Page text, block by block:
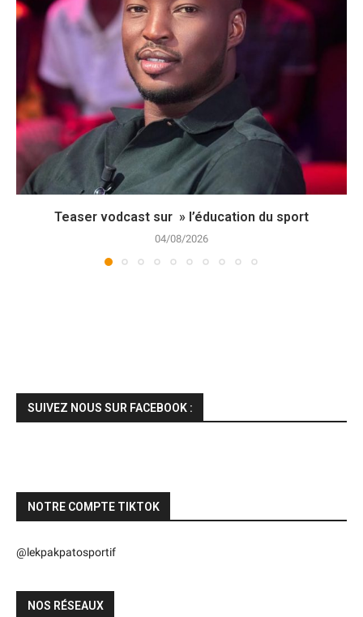
Teaser vodcast sur » l’éducation du sport
04/08/2026
SUIVEZ NOUS SUR FACEBOOK :
NOTRE COMPTE TIKTOK
@lekpakpatosportif
NOS RÉSEAUX